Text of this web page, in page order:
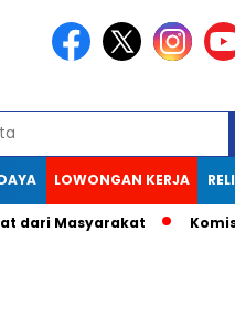
LOWONGAN KERJA
dari Masyarakat